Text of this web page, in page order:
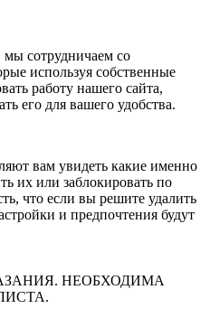
сотрудничаем со
используя собственные
работу нашего сайта,
его для вашего удобства.
вам увидеть какие именно
их или заблокировать по
что если вы решите удалить
и предпочтения будут
НЕОБХОДИМА